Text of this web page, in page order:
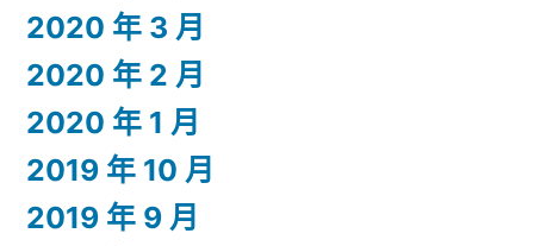
2020 年 3 月
2020 年 2 月
2020 年 1 月
2019 年 10 月
2019 年 9 月